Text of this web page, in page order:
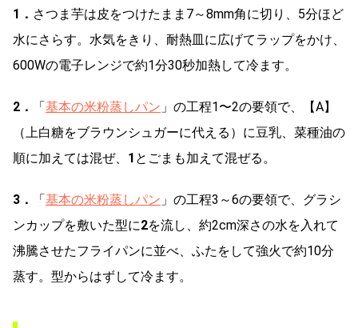
1． さつま芋は皮をつけたまま7～8mm角に切り、5分ほど
水にさらす。水気をきり、耐熱皿に広げてラップをかけ、
600Wの電子レンジで約1分30秒加熱して冷ます。
2． 「基本の米粉蒸しパン 」の工程1〜2の要領で、【A】
（上白糖をブラウンシュガーに代える）に豆乳、菜種油の
順に加えては混ぜ、 1 とごまも加えて混ぜる。
3． 「基本の米粉蒸しパン 」の工程3～6の要領で、グラシ
ンカップを敷いた型に2を流し、約2cm深さの水を入れて
沸騰させたフライパンに並べ、ふたをして強火で約10分
蒸す。型からはずして冷ます。